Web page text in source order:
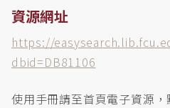
資源網址
https://
dbid=DB81106
使用手冊請至首頁電子資源